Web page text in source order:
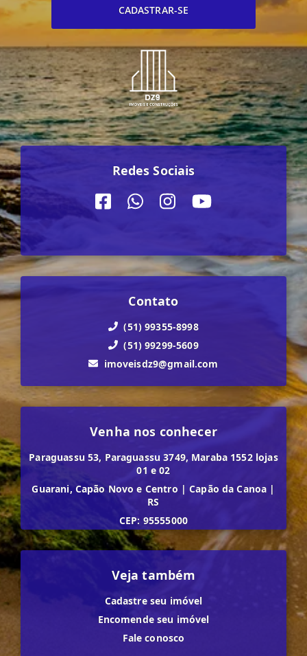
CADASTRAR-SE
Redes Sociais
Contato
(51) 99355-8998
(51) 99299-5609
imoveisdz9@gmail.com
Venha nos conhecer
Paraguassu 53, Paraguassu 3749, Maraba 1552 lojas
01 e 02
Guarani, Capão Novo e Centro | Capão da Canoa |
RS
CEP: 95555000
Veja também
Cadastre seu imóvel
Encomende seu imóvel
Fale conosco